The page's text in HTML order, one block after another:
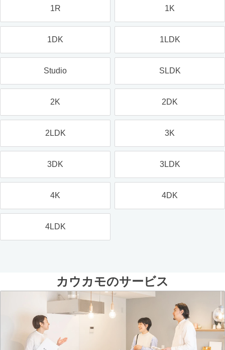
1R 1K
1DK 1LDK
Studio SLDK
2K 2DK
2LDK 3K
3DK 3LDK
4K 4DK
4LDK
カウカモのサービス